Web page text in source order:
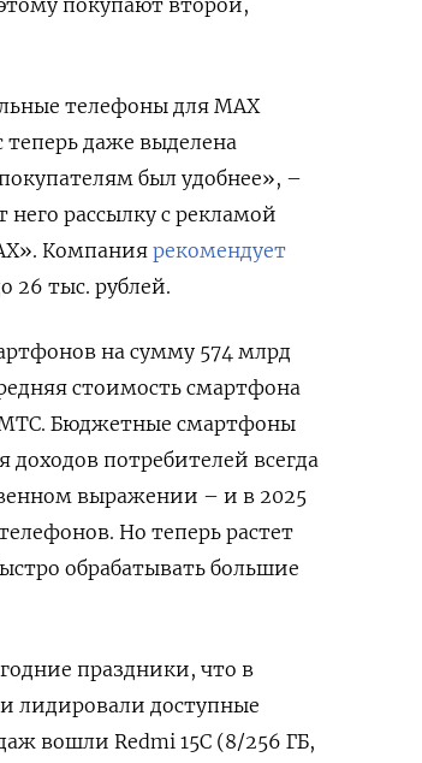
телефоны для MAX
теперь даже выделена
был удобнее», –
рассылку с рекламой
Компаниярекомендует
26 тыс. рублей.
на сумму 574 млрд
стоимость смартфона
Бюджетные смартфоны
доходов потребителей всегда
выражении – и в 2025
Но теперь растет
обрабатывать большие
праздники, что в
лидировали доступные
вошли Redmi 15C (8/256 ГБ,